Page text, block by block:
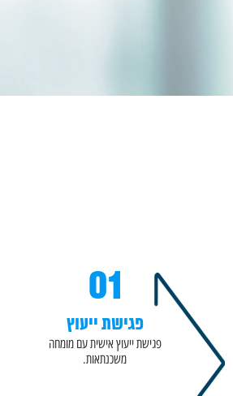
01
פגישת ייעוץ
פגישת ייעוץ אישית עם מומחה
משכנתאות.